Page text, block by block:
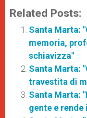
Related Posts:
Santa Marta:
memoria,
schiavizza"
Santa Marta:
travestita di
Santa Marta:
gente e